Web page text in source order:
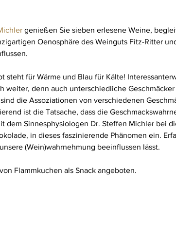
genießen Sie sieben erlesene Weine,
Oenosphäre des Weinguts Fitz-Ritter
steht für Wärme und Blau für Kälte!
weiter, denn auch unterschiedliche
die Assoziationen von verschiedenen
ist die Tatsache, dass die
dem Sinnesphysiologen Dr. Steffen Michler bei
in dieses faszinierende Phänomen ein.
(Wein)wahrnehmung beeinflussen lässt.
Flammkuchen als Snack angeboten.